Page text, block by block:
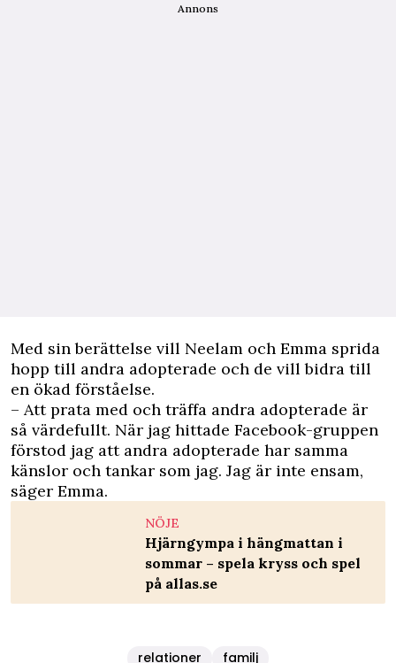
Annons
Med sin berättelse vill Neelam och Emma sprida
hopp till andra adopterade och de vill bidra till
en ökad förståelse.
– Att prata med och träffa andra adopterade är
så värdefullt. När jag hittade Facebook-gruppen
förstod jag att andra adopterade har samma
känslor och tankar som jag. Jag är inte ensam,
säger Emma.
NÖJE
Hjärngympa i hängmattan i
sommar – spela kryss och spel
på allas.se
relationer familj